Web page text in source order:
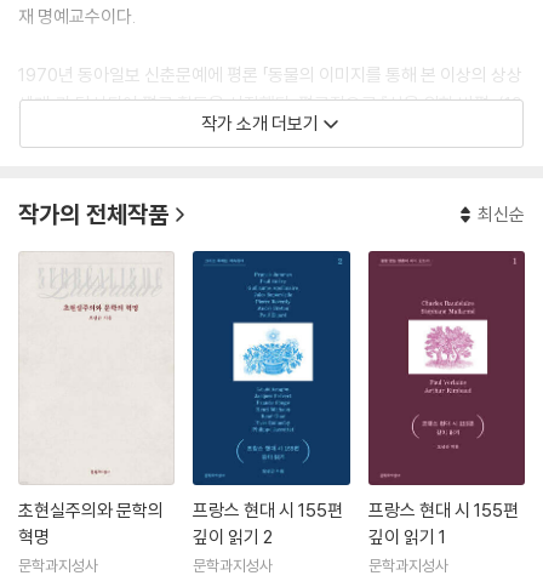
재 명예교수이다.
1970년 동아일보 신춘문예에 평론 「동물의 이미지를 통해 본 이상의 상상
세계」가 당선되어 평론 활동을 시작했다. 평론집으로 『삶을 위한 비평』(19
78), 『현실의 논리와 비평』(1994), 『그리움으로 짓는 문학의 집』(200
(2013), 『프랑스 현대 시 155편 깊이 읽기』(전2권, 2023) 등이 있다. 번
역서로는 프레베르 시집 『장례식에 가는 달팽이들의 노래』(2017), 프랑
스 현대 시를 모은 『시의 힘으로 나는 다시 시작한다』(2020), 앙드레 브르
통의 소설 『나자』(2008), 그리고 미셸 푸코의 『감시와 처벌』(1994), 『육
현대문학상, 대산문학상, 팔봉비평문학상, 우호학술상, 대한민국학술원
작가 소개 더보기
작가의 전체작품 최신순
초현실주의와 문학의
혁명
문학과지성사
프랑스 현대 시 155편
깊이 읽기 2
문학과지성사
프랑스 현대 시 155편
깊이 읽기 1
문학과지성사